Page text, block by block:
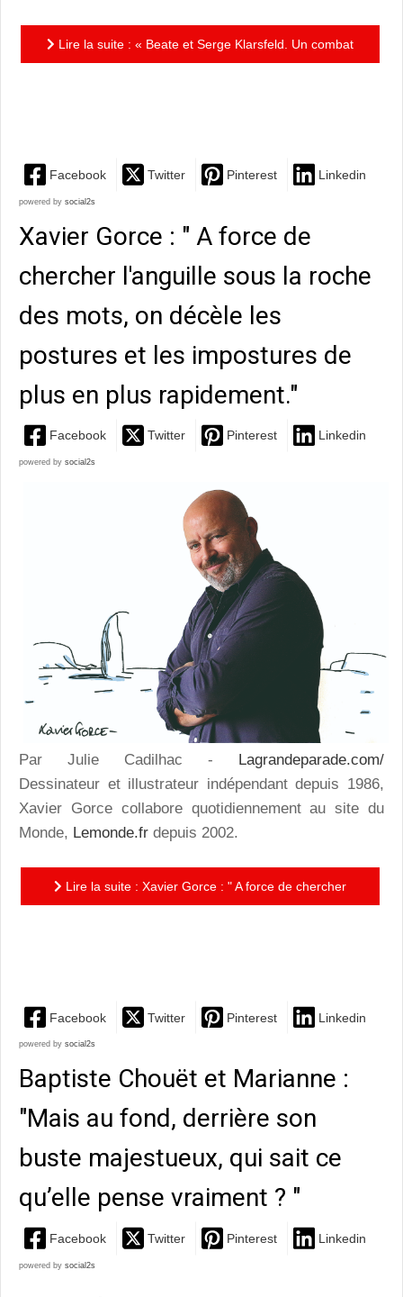
Lire la suite : « Beate et Serge Klarsfeld. Un combat
Facebook Twitter Pinterest Linkedin
powered by social2s
Xavier Gorce : " A force de
chercher l'anguille sous la roche
des mots, on décèle les
postures et les impostures de
plus en plus rapidement."
Facebook Twitter Pinterest Linkedin
powered by social2s
Par Julie Cadilhac - Lagrandeparade.com/
Dessinateur et illustrateur indépendant depuis 1986,
Xavier Gorce collabore quotidiennement au site du
Monde, Lemonde.fr depuis 2002.
Lire la suite : Xavier Gorce : " A force de chercher
Facebook Twitter Pinterest Linkedin
powered by social2s
Baptiste Chouët et Marianne :
"Mais au fond, derrière son
buste majestueux, qui sait ce
qu’elle pense vraiment ? "
Facebook Twitter Pinterest Linkedin
powered by social2s